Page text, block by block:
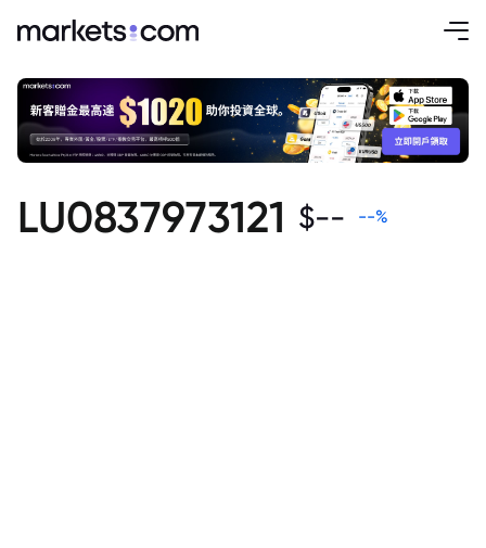
LU0837973121 $-- --%